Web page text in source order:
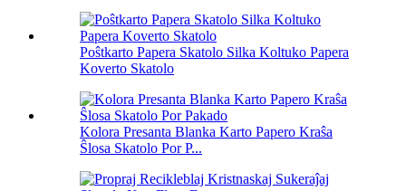
Poŝtkarto Papera Skatolo Silka Koltuko Papera
Koverto Skatolo
Kolora Presanta Blanka Karto Papero Kraŝa
Ŝlosa Skatolo Por P...